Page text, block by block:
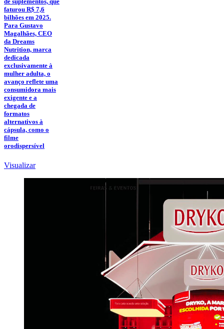
faturou R$ 7,6
bilhões em 2025.
Para Gustavo
Magalhães, CEO
da Dreams
Nutrition, marca
dedicada
exclusivamente à
mulher adulta, o
avanço reflete uma
consumidora mais
exigente e a
chegada de
formatos
alternativos à
cápsula, como o
filme
orodispersível
Visualizar